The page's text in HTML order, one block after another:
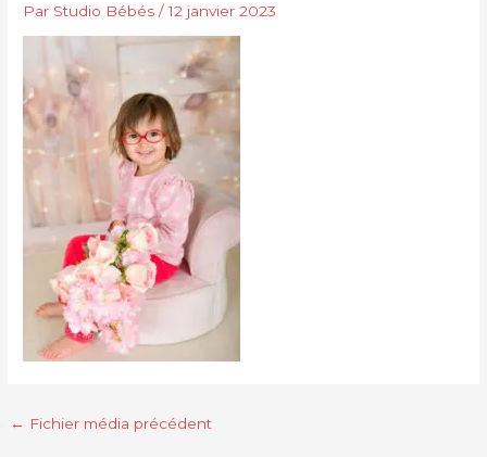
Par Studio Bébés/12 janvier 2023
← Fichier média précédent